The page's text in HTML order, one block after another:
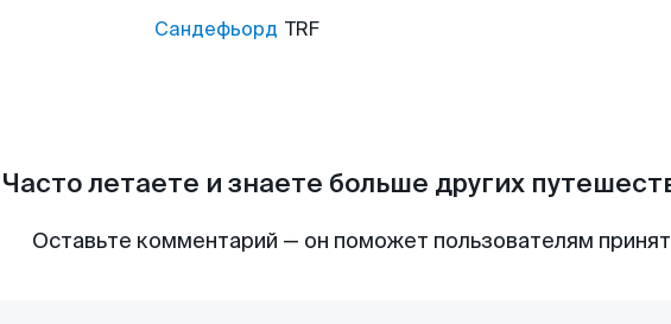
Сандефьорд TRF
Часто летаете и знаете больше других
Оставьте комментарий — он поможет пользователям